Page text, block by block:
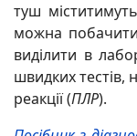
туш
можна
виділити в
швидких тестів,
реакції (ПЛР).